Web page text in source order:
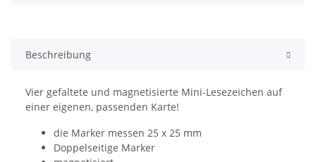
Beschreibung
Vier gefaltete und magnetisierte Mini-Lesezeichen auf
einer eigenen, passenden Karte!
die Marker messen 25 x 25 mm
Doppelseitige Marker